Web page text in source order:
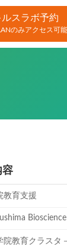
ルスラボ予約
のみアクセス可能
容
教育支援
院教育クラスタ－